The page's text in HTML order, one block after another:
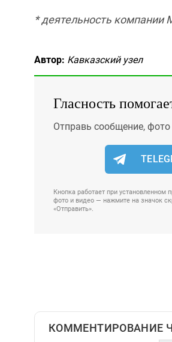
* деятельность компании
Автор: Кавказский узел
Гласность
Отправь сообщение, фото
Кнопка работает при установленном
фото и видео — нажмите на значок
«Отправить».
КОММЕНТИРОВАНИЕ